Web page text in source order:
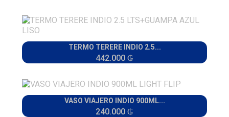
TERMO TERERE INDIO 2.5...
442.000 ₲
VASO VIAJERO INDIO 900ML...
240.000 ₲